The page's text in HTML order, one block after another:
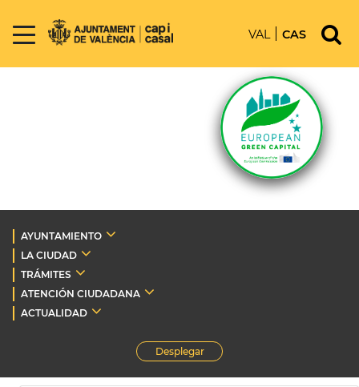
VAL CAS
AYUNTAMIENTO
LA CIUDAD
TRÁMITES
ATENCIÓN CIUDADANA
ACTUALIDAD
Desplegar